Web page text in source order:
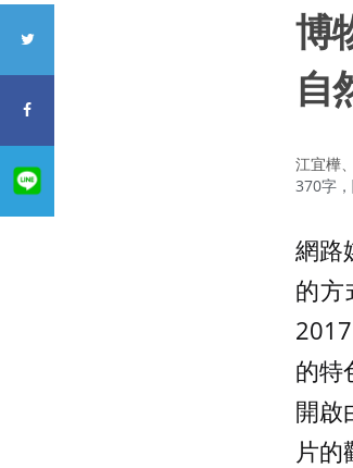
博
自
作
者：
江宜樺
370字
網路
的方
的特
開啟
片